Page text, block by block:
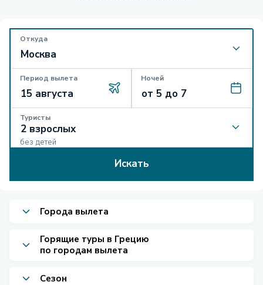
Откуда
Период вылета Ночей
Туристы
без детей
Искать
Города вылета
Горящие туры в Грецию
по городам вылета
Сезон